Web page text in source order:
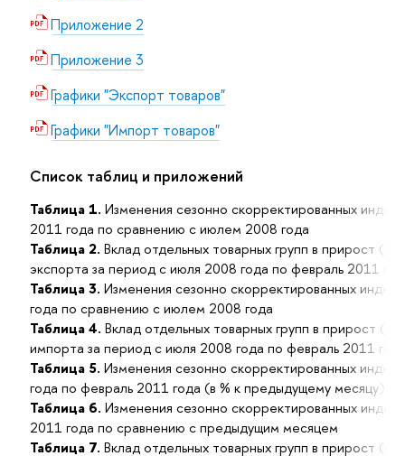
Приложение 2
Приложение 3
Графики "Экспорт товаров"
Графики "Импорт товаров"
Список таблиц и приложений
Таблица 1. Изменения сезонно скорректированных
2011 года по сравнению с июлем 2008 года
Таблица 2. Вклад отдельных товарных групп в прирост
экспорта за период с июля 2008 года по февраль 2011
Таблица 3. Изменения сезонно скорректированных
года по сравнению с июлем 2008 года
Таблица 4. Вклад отдельных товарных групп в прирост
импорта за период с июля 2008 года по февраль 2011
Таблица 5. Изменения сезонно скорректированных
года по февраль 2011 года (в % к предыдущему месяцу)
Таблица 6. Изменения сезонно скорректированных
2011 года по сравнению с предыдущим месяцем
Таблица 7. Вклад отдельных товарных групп в прирост